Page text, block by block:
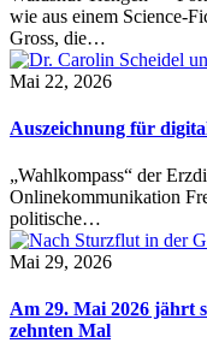
wie aus einem Science-
Gross, die…
Mai 22, 2026
Auszeichnung für
„Wahlkompass“ der
Onlinekommunikation
politische…
Mai 29, 2026
Am 29. Mai 2026 jährt
zehnten Mal